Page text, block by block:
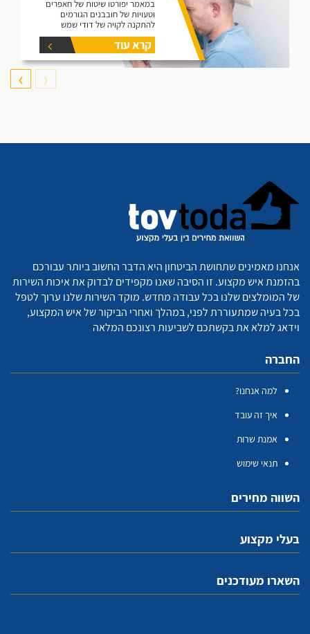
במאמר יפורטו שיטות של חאפרים
וטעויות של חובבנים הגורמים
להתקנה לקויה של דודי שמש
קרא עוד
❮
❯
אנחנו מאמינים שתחושת הביטחון היא הדבר החשוב ביותר עבורכם
בהזמנת איש מקצוע. זו הסיבה שאנו מקפידים לבדוק את איכות השירות
של המומלצים שלנו בכל עבודה מחדש. מוקד השירות שלנו ערוך לטפל
בכל בעיה שמתעוררת לפני, במהלך ואחרי הביקור של איש המקצוע,
וידאג למלא את בקשתכם לשביעות רצונכם המלאה
החברה
למה אנחנו?
איך זה עובד
אמנת שרות
תנאי שימוש
השווה מחירים
בעלי מקצוע
השארו מעודכנים